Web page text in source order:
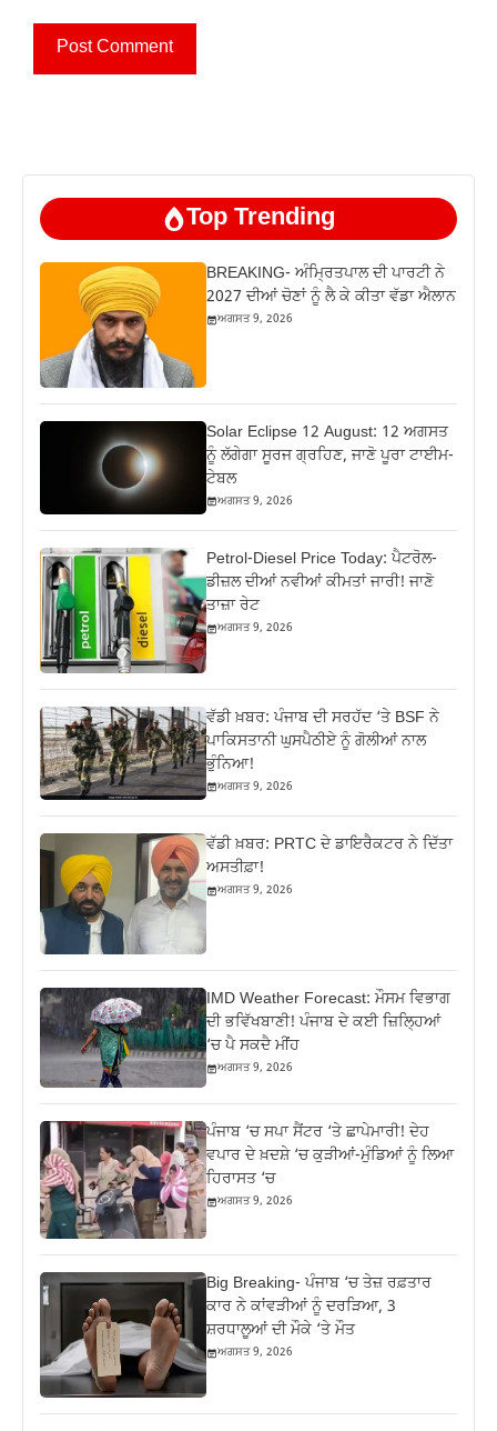
Top Trending
BREAKING- ਅੰਮ੍ਰਿਤਪਾਲ ਦੀ ਪਾਰਟੀ ਨੇ
2027 ਦੀਆਂ ਚੋਣਾਂ ਨੂੰ ਲੈ ਕੇ ਕੀਤਾ ਵੱਡਾ ਐਲਾਨ
ਅਗਸਤ 9, 2026
Solar Eclipse 12 August: 12 ਅਗਸਤ
ਨੂੰ ਲੱਗੇਗਾ ਸੂਰਜ ਗ੍ਰਹਿਣ, ਜਾਣੋ ਪੂਰਾ ਟਾਈਮ-
ਟੇਬਲ
ਅਗਸਤ 9, 2026
Petrol-Diesel Price Today: ਪੈਟਰੋਲ-
ਡੀਜ਼ਲ ਦੀਆਂ ਨਵੀਆਂ ਕੀਮਤਾਂ ਜਾਰੀ! ਜਾਣੋ
ਤਾਜ਼ਾ ਰੇਟ
ਅਗਸਤ 9, 2026
ਵੱਡੀ ਖ਼ਬਰ: ਪੰਜਾਬ ਦੀ ਸਰਹੱਦ ‘ਤੇ BSF ਨੇ
ਪਾਕਿਸਤਾਨੀ ਘੁਸਪੈਠੀਏ ਨੂੰ ਗੋਲੀਆਂ ਨਾਲ
ਭੁੰਨਿਆ!
ਅਗਸਤ 9, 2026
ਵੱਡੀ ਖ਼ਬਰ: PRTC ਦੇ ਡਾਇਰੈਕਟਰ ਨੇ ਦਿੱਤਾ
ਅਸਤੀਫ਼ਾ!
ਅਗਸਤ 9, 2026
IMD Weather Forecast: ਮੌਸਮ ਵਿਭਾਗ
ਦੀ ਭਵਿੱਖਬਾਣੀ! ਪੰਜਾਬ ਦੇ ਕਈ ਜ਼ਿਲ੍ਹਿਆਂ
‘ਚ ਪੈ ਸਕਦੈ ਮੀਂਹ
ਅਗਸਤ 9, 2026
ਪੰਜਾਬ ‘ਚ ਸਪਾ ਸੈਂਟਰ ‘ਤੇ ਛਾਪੇਮਾਰੀ! ਦੇਹ
ਵਪਾਰ ਦੇ ਖ਼ਦਸ਼ੇ ‘ਚ ਕੁੜੀਆਂ-ਮੁੰਡਿਆਂ ਨੂੰ ਲਿਆ
ਹਿਰਾਸਤ ‘ਚ
ਅਗਸਤ 9, 2026
Big Breaking- ਪੰਜਾਬ ‘ਚ ਤੇਜ਼ ਰਫ਼ਤਾਰ
ਕਾਰ ਨੇ ਕਾਂਵੜੀਆਂ ਨੂੰ ਦਰੜਿਆ, 3
ਸ਼ਰਧਾਲੂਆਂ ਦੀ ਮੌਕੇ ‘ਤੇ ਮੌਤ
ਅਗਸਤ 9, 2026